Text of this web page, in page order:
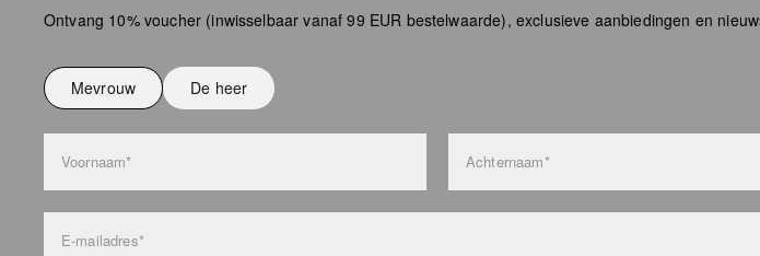
Ontvang 10% voucher (inwisselbaar vanaf 99 EUR bestelwaarde), exclusieve aanbiedingen en
Mevrouw De heer
Voornaam* Achternaam*
E-mailadres*